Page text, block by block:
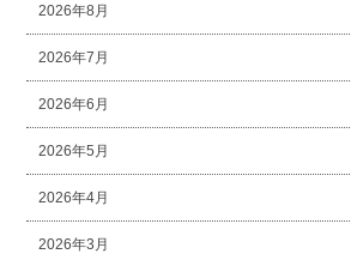
2026年8月
2026年7月
2026年6月
2026年5月
2026年4月
2026年3月